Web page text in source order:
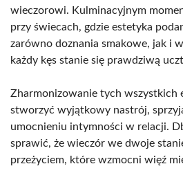
wieczorowi. Kulminacyjnym
przy świecach, gdzie estetyka
zarówno doznania smakowe, jak i
każdy kęs stanie się prawdziwą
Zharmonizowanie tych wszystkich
stworzyć wyjątkowy nastrój,
umocnieniu intymności w relacji.
sprawić, że wieczór we dwoje
przeżyciem, które wzmocni więź